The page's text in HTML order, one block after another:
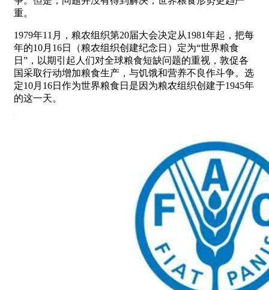
重。
1979年11月，粮农组织第20届大会决定从1981年起，把每
年的10月16日（粮农组织创建纪念日）定为“世界粮食
日”，以期引起人们对全球粮食短缺问题的重视，敦促各
国采取行动增加粮食生产，与饥饿和营养不良作斗争。选
定10月16日作为世界粮食日是因为粮农组织创建于1945年
的这一天。